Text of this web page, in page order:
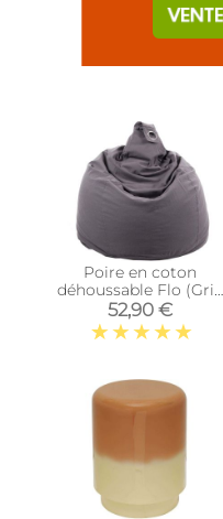
Poire en coton
déhoussable Flo (Gris
Anthracite)
52,90 €